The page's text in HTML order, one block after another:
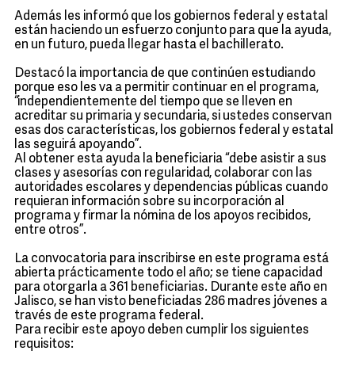
Además les informó que los gobiernos federal y estatal
están haciendo un esfuerzo conjunto para que la ayuda,
en un futuro, pueda llegar hasta el bachillerato.
Destacó la importancia de que continúen estudiando
porque eso les va a permitir continuar en el programa,
“independientemente del tiempo que se lleven en
acreditar su primaria y secundaria, si ustedes conservan
esas dos características, los gobiernos federal y estatal
las seguirá apoyando”.
Al obtener esta ayuda la beneficiaria “debe asistir a sus
clases y asesorías con regularidad, colaborar con las
autoridades escolares y dependencias públicas cuando
requieran información sobre su incorporación al
programa y firmar la nómina de los apoyos recibidos,
entre otros”.
La convocatoria para inscribirse en este programa está
abierta prácticamente todo el año; se tiene capacidad
para otorgarla a 361 beneficiarias. Durante este año en
Jalisco, se han visto beneficiadas 286 madres jóvenes a
través de este programa federal.
Para recibir este apoyo deben cumplir los siguientes
requisitos: